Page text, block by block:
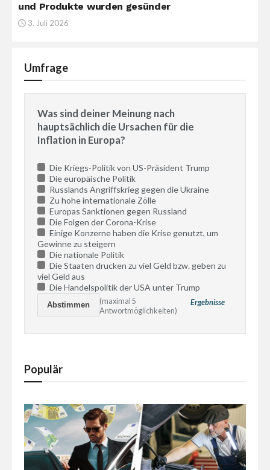
und Produkte wurden gesünder
3. Juli 2026
Umfrage
Was sind deiner Meinung nach
hauptsächlich die Ursachen für die
Inflation in Europa?
Die Kriegs-Politik von US-Präsident Trump
Die europäische Politik
Russlands Angriffskrieg gegen die Ukraine
Zu hohe internationale Zölle
Europas Sanktionen gegen Russland
Die Folgen der Corona-Krise
Einige Konzerne haben die Krise genutzt, um
Gewinne zu steigern
Die nationale Politik
Die Staaten drucken zu viel Geld bzw. geben zu
viel Geld aus
Die Handelspolitik der USA unter Trump
Ergebnisse
(maximal 5
Antwortmöglichkeiten)
Populär